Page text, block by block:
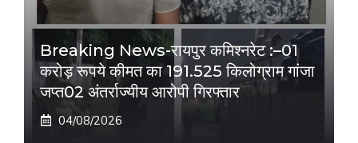
Breaking News-रायपुर कमिश्नरेट :–01
करोड़ रूपये कीमत का 191.525 किलोग्राम गांजा
जप्त02 अंतर्राज्यीय आरोपी गिरफ्तार
04/08/2026